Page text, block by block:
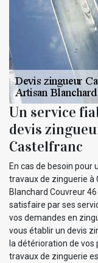
Un service
devis
Castelfranc
En cas de besoin pour
travaux de zinguerie à
Blanchard Couvreur
satisfaire par ses
vos demandes en
vous établir un devis
la détérioration de
travaux de zinguerie